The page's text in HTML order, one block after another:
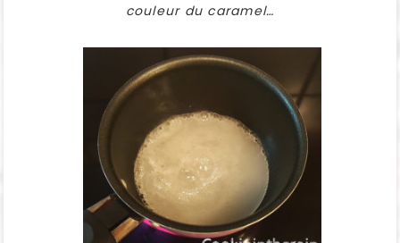
couleur du caramel…